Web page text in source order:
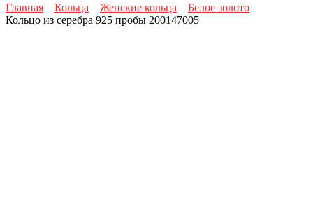
Главная
Кольца Женские кольца
Белое золото
Кольцо из серебра 925 пробы 200147005